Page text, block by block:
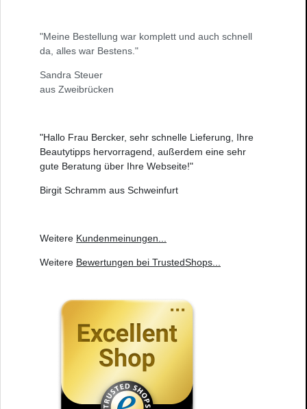
"Meine Bestellung war komplett und auch schnell
da, alles war Bestens."
Sandra Steuer
aus Zweibrücken
"Hallo Frau Bercker, sehr schnelle Lieferung, Ihre
Beautytipps hervorragend, außerdem eine sehr
gute Beratung über Ihre Webseite!"
Birgit Schramm aus Schweinfurt
Weitere Kundenmeinungen...
Weitere Bewertungen bei TrustedShops...